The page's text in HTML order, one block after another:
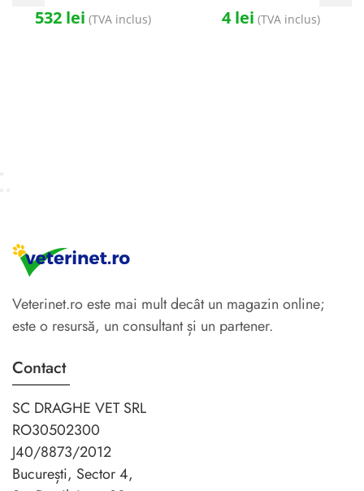
Sensible33 10 kg
532 lei (TVA inclus) 4lei (TVA inclus)
Veterinet.ro este mai mult decât un magazin online;
este o resursă, un consultant și un partener.
Contact
SC DRAGHE VET SRL
RO30502300
J40/8873/2012
București, Sector 4,